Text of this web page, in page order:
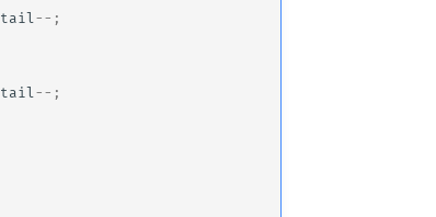
tail -- ;
tail -- ;